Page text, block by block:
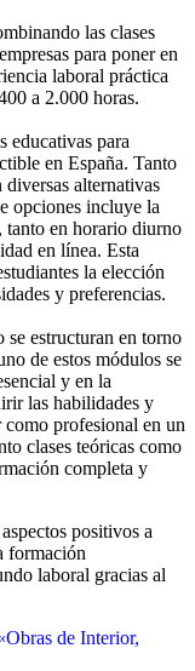
las clases
para poner en
laboral práctica
a 2.000 horas.
educativas para
en España. Tanto
alternativas
opciones incluye la
tanto en horario diurno
en línea. Esta
la elección
y preferencias.
estructuran en torno
de estos módulos se
y en la
las habilidades y
como profesional en un
clases teóricas como
completa y
positivos a
formación
laboral gracias al
de Interior,